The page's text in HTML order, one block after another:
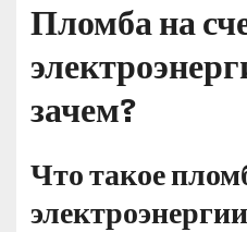
Пломба на
зачем?
Что такое